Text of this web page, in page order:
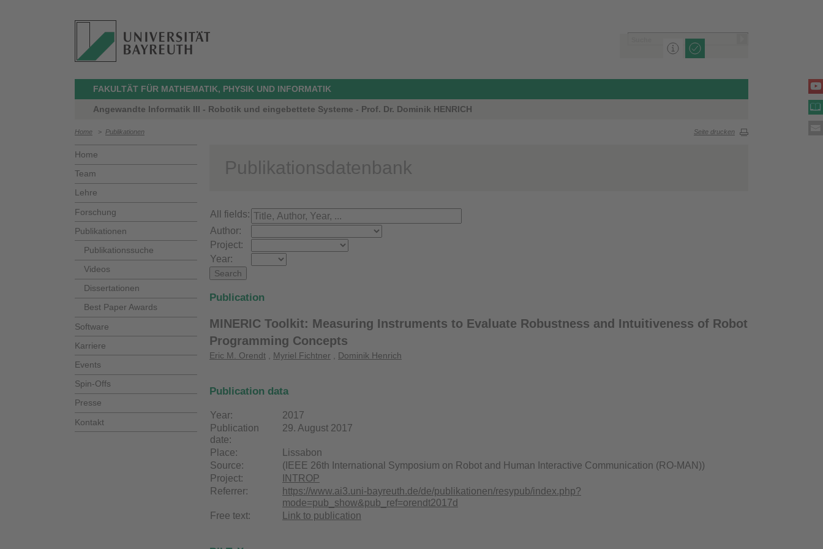
FAKULTÄT FÜR MATHEMATIK, PHYSIK UND INFORMATIK
Angewandte Informatik III - Robotik und eingebettete Systeme - Prof. Dr. Dominik HENRICH
Home > Publikationen Seite drucken
Home
Team
Lehre
Forschung
Publikationen
Publikationssuche
Videos
Dissertationen
Best Paper Awards
Software
Karriere
Events
Spin-Offs
Presse
Kontakt
Publikationsdatenbank
All fields:
Author:
Project:
Year:
Publication
MINERIC Toolkit: Measuring Instruments to Evaluate Robustness and Intuitiveness of Robot
Programming Concepts
Eric M. Orendt Myriel Fichtner Dominik Henrich
Publication data
Year:
2017
Publication
date:
29. August 2017
Place:
Lissabon
Source:
(IEEE 26th International Symposium on Robot and Human Interactive Communication (RO-MAN))
Project:
INTROP
Referrer:
https://www.ai3.uni-bayreuth.de/de/publikationen/resypub/index.php?
mode=pub_show&pub_ref=orendt2017d
Free text:
Link to publication